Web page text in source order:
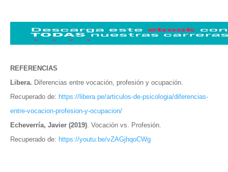
REFERENCIAS
Libera. Diferencias entre vocación, profesión y ocupación.
Recuperado de: https://libera.pe/articulos-de-psicologia/diferencias-
entre-vocacion-profesion-y-ocupacion/
Echeverría, Javier (2019). Vocación vs. Profesión.
Recuperado de: https://youtu.be/vZAGjhqoCWg